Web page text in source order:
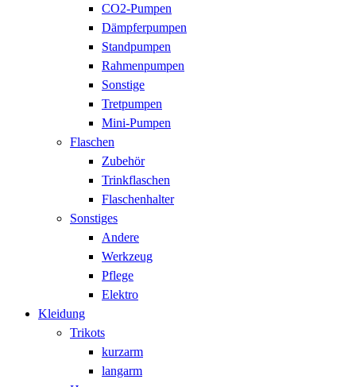
CO2-Pumpen
Dämpferpumpen
Standpumpen
Rahmenpumpen
Sonstige
Tretpumpen
Mini-Pumpen
Flaschen
Zubehör
Trinkflaschen
Flaschenhalter
Sonstiges
Andere
Werkzeug
Pflege
Elektro
Kleidung
Trikots
kurzarm
langarm